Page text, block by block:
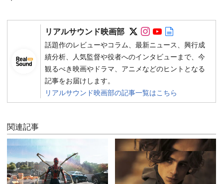
リアルサウンド映画部 Follow on SNS
Follow on SNS
Follow on
話題作のレビューやコラム、最新ニュース、興行成
績分析、人気監督や役者へのインタビューまで、今
観るべき映画やドラマ、アニメなどのヒントとなる
記事をお届けします。
リアルサウンド映画部の記事一覧はこちら
関連記事